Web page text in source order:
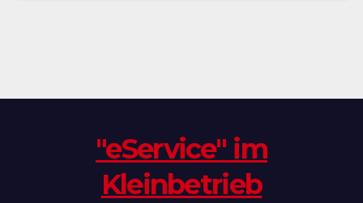
"eService" im
Kleinbetrieb